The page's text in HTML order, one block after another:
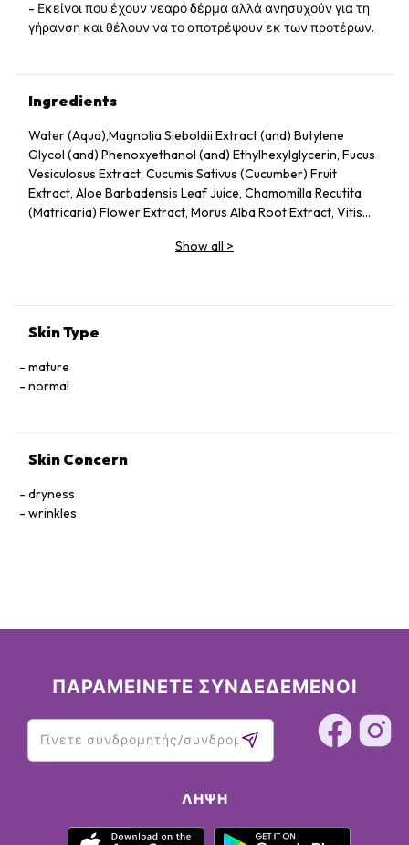
- Εκείνοι που έχουν νεαρό δέρμα αλλά ανησυχούν για τη
γήρανση και θέλουν να το αποτρέψουν εκ των προτέρων.
Ingredients
Water (Aqua),Magnolia Sieboldii Extract (and) Butylene
Glycol (and) Phenoxyethanol (and) Ethylhexylglycerin, Fucus
Vesiculosus Extract, Cucumis Sativus (Cucumber) Fruit
Extract, Aloe Barbadensis Leaf Juice, Chamomilla Recutita
(Matricaria) Flower Extract, Morus Alba Root Extract, Vitis
Sodium Hyaluronate, Ceramide Ⅲ, Tocophersolan,
Show all >
Skin Type
mature
normal
Skin Concern
dryness
wrinkles
ΠΑΡΑΜΕΙΝΕΤΕ ΣΥΝΔΕΔΕΜΕΝΟΙ
ΛΉΨΗ